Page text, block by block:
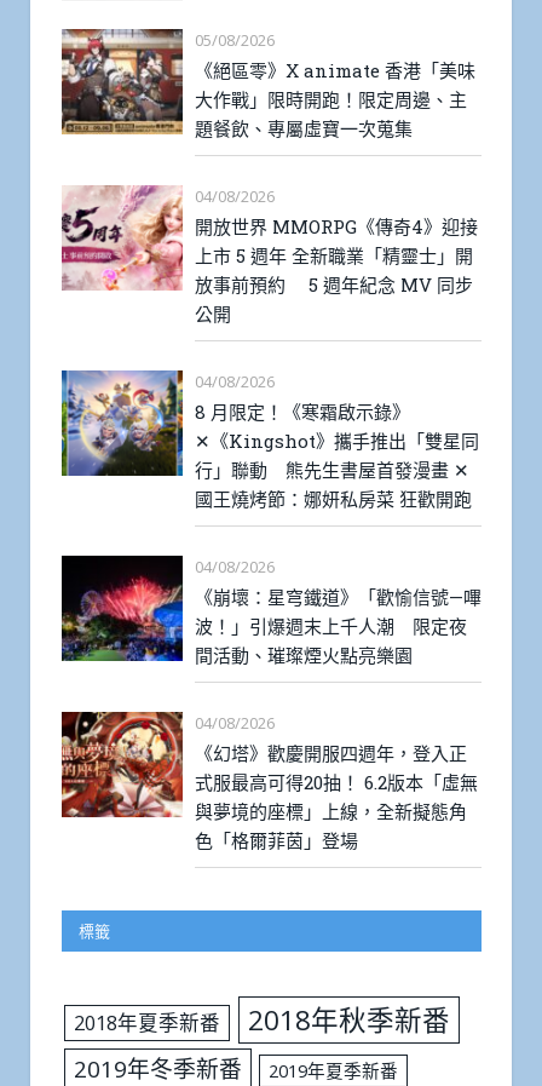
05/08/2026
《絕區零》X animate 香港「美味
大作戰」限時開跑！限定周邊、主
題餐飲、專屬虛寶一次蒐集
04/08/2026
開放世界 MMORPG《傳奇4》迎接
上市 5 週年 全新職業「精靈士」開
放事前預約 5 週年紀念 MV 同步
公開
04/08/2026
8 月限定！《寒霜啟示錄》
✕《Kingshot》攜手推出「雙星同
行」聯動 熊先生書屋首發漫畫 ✕
國王燒烤節：娜妍私房菜 狂歡開跑
04/08/2026
《崩壞：星穹鐵道》「歡愉信號—嗶
波！」引爆週末上千人潮 限定夜
間活動、璀璨煙火點亮樂園
04/08/2026
《幻塔》歡慶開服四週年，登入正
式服最高可得20抽！ 6.2版本「虛無
與夢境的座標」上線，全新擬態角
色「格爾菲茵」登場
標籤
2018年夏季新番 2018年秋季新番
2019年冬季新番
2019年夏季新番